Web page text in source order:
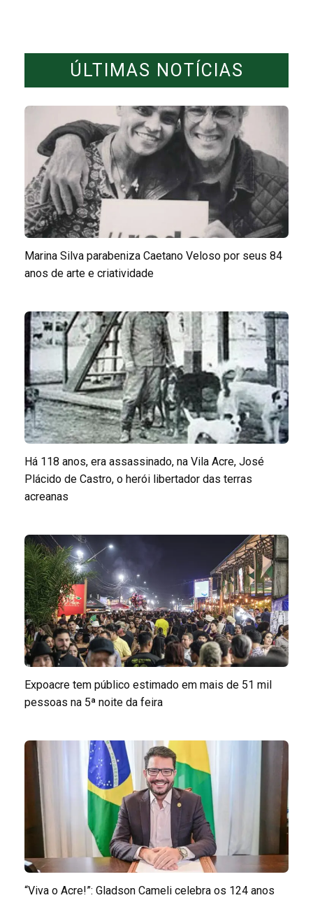
ÚLTIMAS NOTÍCIAS
Marina Silva parabeniza Caetano Veloso por seus 84
anos de arte e criatividade
Há 118 anos, era assassinado, na Vila Acre, José
Plácido de Castro, o herói libertador das terras
acreanas
Expoacre tem público estimado em mais de 51 mil
pessoas na 5ª noite da feira
“Viva o Acre!”: Gladson Cameli celebra os 124 anos